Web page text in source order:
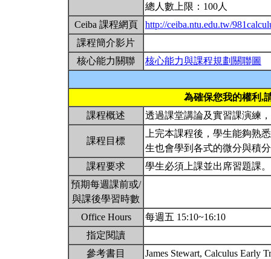
總人數上限：100人
Ceiba 課程網頁
http://ceiba.ntu.edu.tw/
課程簡介影片
核心能力關聯
核心能力與課程規劃關聯圖
為確保您我的權利,
課程概述
透過課堂講論及實習課演練
課程目標
上完本課程後，學生能夠熟
生也會學到各式的微分與積
課程要求
學生必須上課並出席習題課
預期每週課前或/
與課後學習時數
Office Hours
每週五 15:10~16:10
指定閱讀
參考書目
James Stewart, Calculus Early